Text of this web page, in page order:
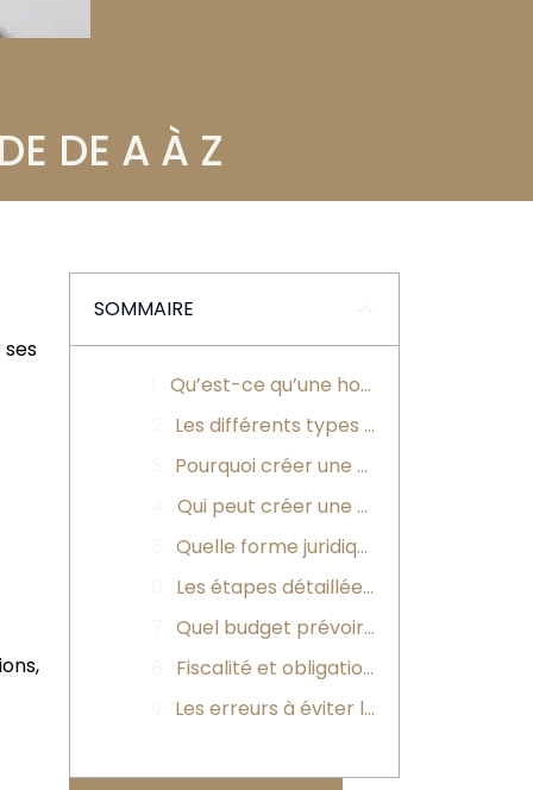
DE A À Z
SOMMAIRE
Qu’est-ce qu’une holding ?
Les différents types de holding
Pourquoi créer une holding ?
Qui peut créer une holding et dans quels cas ?
Quelle forme juridique choisir pour votre holding ?
Les étapes détaillées pour créer une holding
Quel budget prévoir pour créer une holding ?
Fiscalité et obligations comptables d’une holding
Les erreurs à éviter lors de la création d’une holding